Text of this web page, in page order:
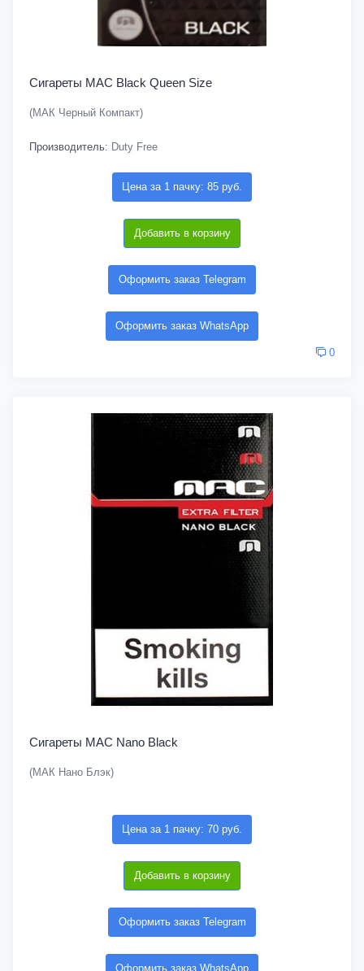
Сигареты MAC Black Queen Size
(МАК Черный Компакт)
Производитель: Duty Free
Цена за 1 пачку: 85 руб.
Добавить в корзину
Оформить заказ Telegram
Оформить заказ WhatsApp
0
Сигареты MAC Nano Black
(МАК Нано Блэк)
Цена за 1 пачку: 70 руб.
Добавить в корзину
Оформить заказ Telegram
Оформить заказ WhatsApp